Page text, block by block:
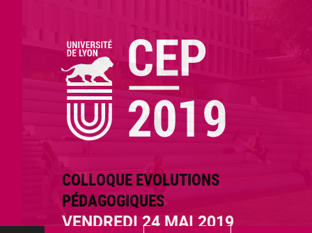
COLLOQUE EVOLUTIONS
PÉDAGOGIQUES
VENDREDI 24 MAI 2019